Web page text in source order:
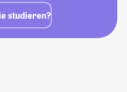
studieren?